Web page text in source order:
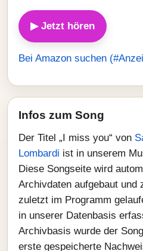
▶ Jetzt hören
Bei Amazon suchen
Infos zum Song
Der Titel „I miss you“ von
Lombardi ist in unserem
Diese Songseite wird
Archivdaten aufgebaut und
zuletzt im Programm
in unserer Datenbasis
Archivbasis wurde der
erste gespeicherte